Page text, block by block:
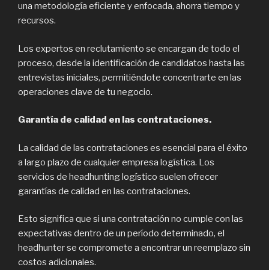
una metodología eficiente y enfocada, ahorra tiempo y
recursos.
Los expertos en reclutamiento se encargan de todo el
proceso, desde la identificación de candidatos hasta las
entrevistas iniciales, permitiéndote concentrarte en las
operaciones clave de tu negocio.
Garantía de calidad en las contrataciones.
La calidad de las contrataciones es esencial para el éxito
a largo plazo de cualquier empresa logística. Los
servicios de headhunting logístico suelen ofrecer
garantías de calidad en las contrataciones.
Esto significa que si una contratación no cumple con las
expectativas dentro de un período determinado, el
headhunter se compromete a encontrar un reemplazo sin
costos adicionales.